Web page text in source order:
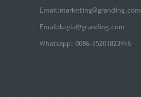
Email:marketing@granding.com
Email:kayla@granding.com
Whatsapp: 0086-15201823916